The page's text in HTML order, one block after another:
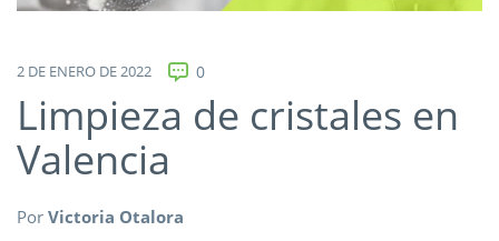
2 DE ENERO DE 2022 0
Limpieza de cristales en
Valencia
Por Victoria Otalora